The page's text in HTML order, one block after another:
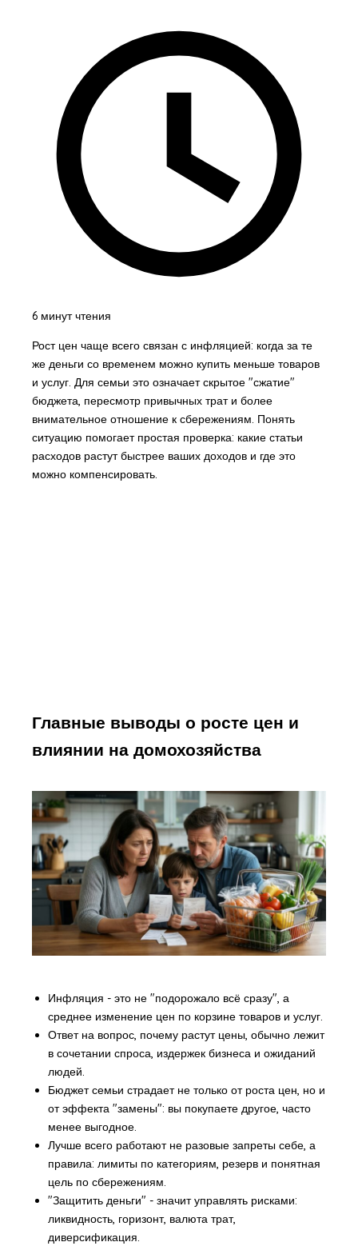
6 минут чтения
Рост цен чаще всего связан с инфляцией: когда за те
же деньги со временем можно купить меньше товаров
и услуг. Для семьи это означает скрытое "сжатие"
бюджета, пересмотр привычных трат и более
внимательное отношение к сбережениям. Понять
ситуацию помогает простая проверка: какие статьи
расходов растут быстрее ваших доходов и где это
можно компенсировать.
Главные выводы о росте цен и
влиянии на домохозяйства
Инфляция - это не "подорожало всё сразу", а
среднее изменение цен по корзине товаров и услуг.
Ответ на вопрос, почему растут цены, обычно лежит
в сочетании спроса, издержек бизнеса и ожиданий
людей.
Бюджет семьи страдает не только от роста цен, но и
от эффекта "замены": вы покупаете другое, часто
менее выгодное.
Лучше всего работают не разовые запреты себе, а
правила: лимиты по категориям, резерв и понятная
цель по сбережениям.
"Защитить деньги" - значит управлять рисками:
ликвидность, горизонт, валюта трат,
диверсификация.